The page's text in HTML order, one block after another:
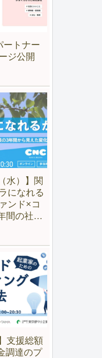
ートナー
ジ公開
水）】関
になれる
ンド×コ
間の社会
支援総額
調達のプ